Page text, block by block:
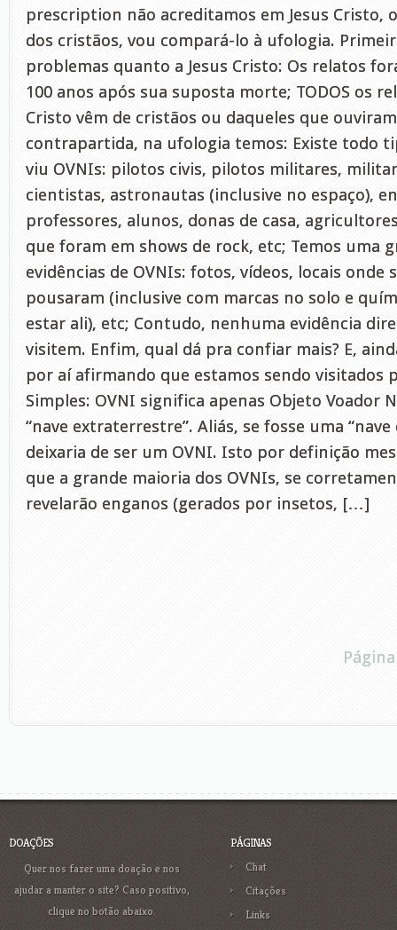
prescription não acreditamos em Jesus Cristo,
dos cristãos, vou compará-lo à ufologia.
problemas quanto a Jesus Cristo: Os relatos
100 anos após sua suposta morte; TODOS os
Cristo vêm de cristãos ou daqueles que
contrapartida, na ufologia temos: Existe todo
viu OVNIs: pilotos civis, pilotos militares,
cientistas, astronautas (inclusive no espaço),
professores, alunos, donas de casa,
que foram em shows de rock, etc; Temos uma
evidências de OVNIs: fotos, vídeos, locais onde
pousaram (inclusive com marcas no solo e
estar ali), etc; Contudo, nenhuma evidência
visitem. Enfim, qual dá pra confiar mais? E,
por aí afirmando que estamos sendo visitados
Simples: OVNI significa apenas Objeto Voador
“nave extraterrestre”. Aliás, se fosse uma
deixaria de ser um OVNI. Isto por definição
que a grande maioria dos OVNIs, se
revelarão enganos (gerados por insetos, […]
DOAÇÕES
Quer nos fazer uma doação e nos
ajudar a manter o site? Caso positivo,
clique no botão abaixo.
PÁGINAS
Chat
Citações
Links